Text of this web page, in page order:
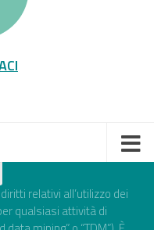
relativi all’utilizzo dei
qualsiasi attività di